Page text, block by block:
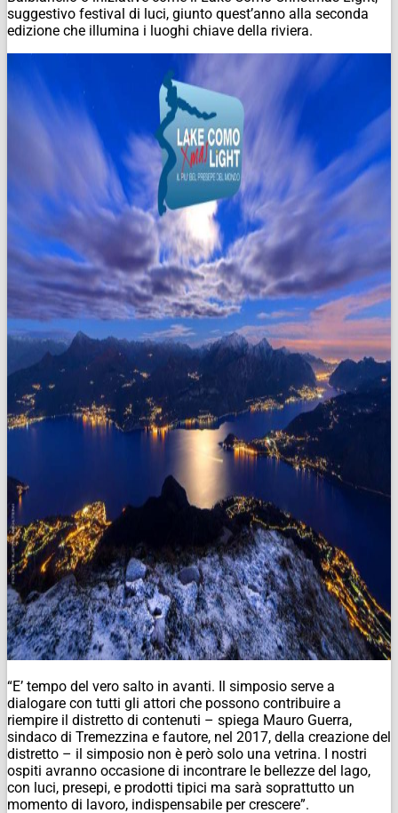
suggestivo festival di luci, giunto quest’anno alla seconda
edizione che illumina i luoghi chiave della riviera.
“E’ tempo del vero salto in avanti. Il simposio serve a
dialogare con tutti gli attori che possono contribuire a
riempire il distretto di contenuti – spiega Mauro Guerra,
sindaco di Tremezzina e fautore, nel 2017, della creazione del
distretto – il simposio non è però solo una vetrina. I nostri
ospiti avranno occasione di incontrare le bellezze del lago,
con luci, presepi, e prodotti tipici ma sarà soprattutto un
momento di lavoro, indispensabile per crescere”.